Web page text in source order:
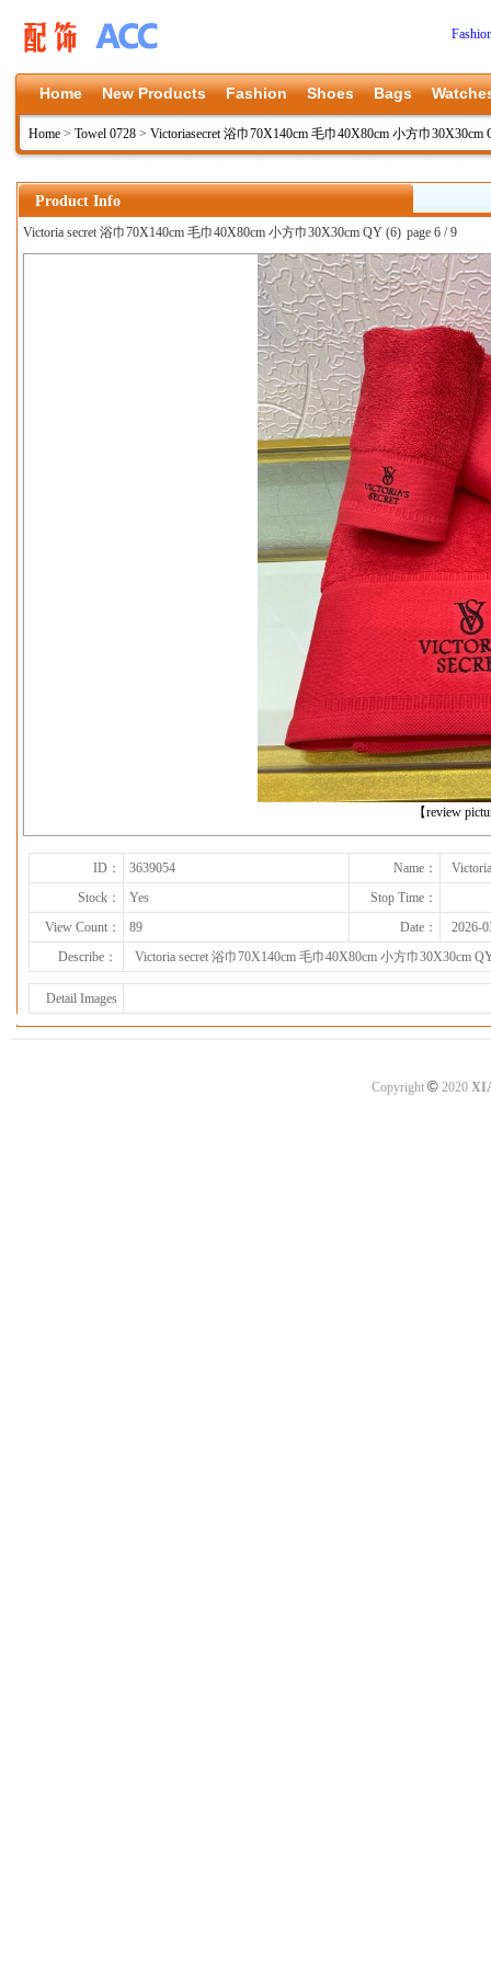
Home New Products Fashion Shoes Bags
Home > Towel 0728 > Victoriasecret 浴巾70X140cm 毛巾40X80cm 小方巾30X30cm
Product Info
Victoria secret 浴巾70X140cm 毛巾40X80cm 小方巾30X30cm QY (6) page 6 / 9
【review
上一张
下一张
ID： 3639054 Name：
Stock：
Yes
Stop Time：
View Count：
89 Date：
2026-
Describe：
Victoria secret 浴巾70X140cm 毛巾40X80cm 小方巾30X30cm
Detail Images
Copyright ©2020